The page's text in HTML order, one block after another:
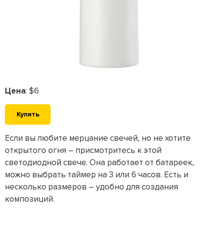
Цена: $6
Купить
Если вы любите мерцание свечей, но не хотите
открытого огня – присмотритесь к этой
светодиодной свече. Она работает от батареек,
можно выбрать таймер на 3 или 6 часов. Есть и
несколько размеров – удобно для создания
композиций.